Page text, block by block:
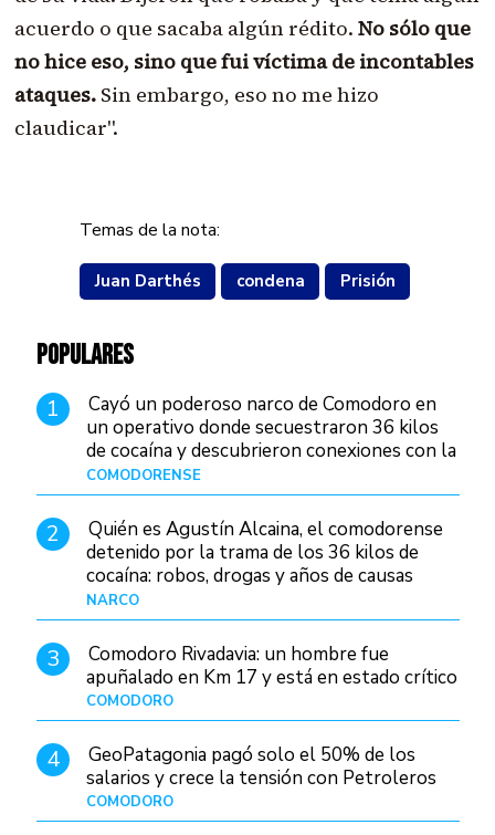
acuerdo o que sacaba algún rédito. No sólo que
no hice eso, sino que fui víctima de incontables
ataques.Sin embargo, eso no me hizo
claudicar".
Temas de la nota:
Juan Darthés condena Prisión
POPULARES
1
Cayó un poderoso narco de Comodoro en
un operativo donde secuestraron 36 kilos
de cocaína y descubrieron conexiones con la
Patagonia
COMODORENSE
2
Quién es Agustín Alcaina, el comodorense
detenido por la trama de los 36 kilos de
cocaína: robos, drogas y años de causas
judiciales
NARCO
3
Comodoro Rivadavia: un hombre fue
apuñalado en Km 17 y está en estado crítico
COMODORO
4
GeoPatagonia pagó solo el 50% de los
salarios y crece la tensión con Petroleros
COMODORO